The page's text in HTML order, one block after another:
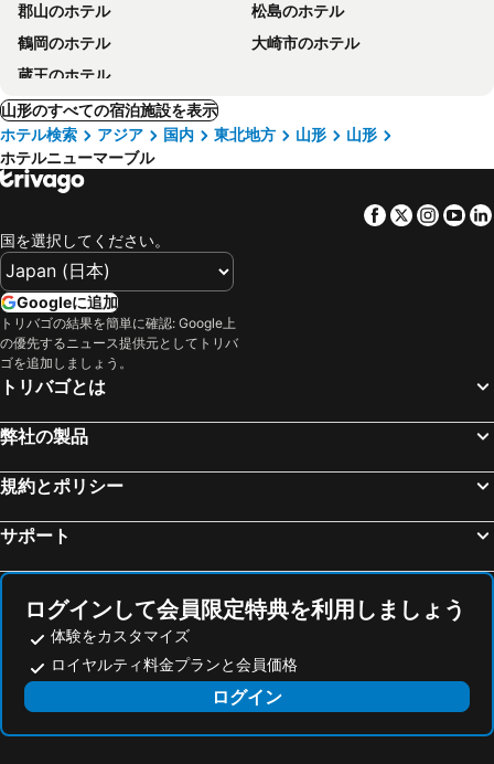
郡山のホテル
松島のホテル
鶴岡のホテル
大崎市のホテル
蔵王のホテル
山形のすべての宿泊施設を表示
ホテル検索
アジア 国内 東北地方 山形
山形
ホテルニューマーブル
Facebook
Twitter
国を選択してください。
Googleに追加
トリバゴの結果を簡単に確認: Google上
の優先するニュース提供元としてトリバ
ゴを追加しましょう。
トリバゴとは
弊社の製品
規約とポリシー
サポート
ログインして会員限定特典を利用しましょう
体験をカスタマイズ
ロイヤルティ料金プランと会員価格
ログイン